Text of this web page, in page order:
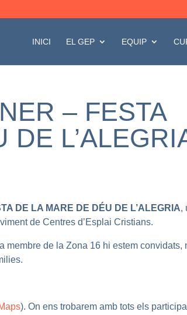
INICI EL GEP EQUIP
– FESTA
DE
DE LA MARE DE DÉU DE L’ALEGRIA,
de Centres d’Esplai Cristians.
membre de la Zona 16 hi estem convidats,
). On ens trobarem amb tots els